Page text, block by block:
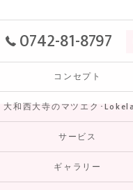
0742-81-8797
コンセプト
サービス
ギャラリー